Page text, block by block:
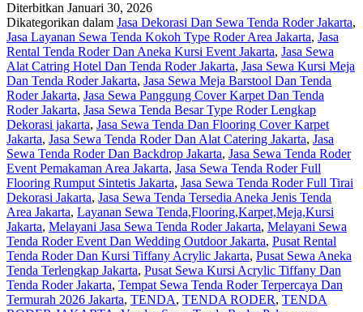
Tenda
Roder
Terpercaya
Dan
Termurah
2026
Jakarta
Diterbitkan Januari 30, 2026
Dikategorikan dalam Jasa Dekorasi Dan Sewa Tenda Roder Jakarta,
Jasa Layanan Sewa Tenda Kokoh Type Roder Area Jakarta, Jasa
Rental Tenda Roder Dan Aneka Kursi Event Jakarta, Jasa Sewa
Alat Catring Hotel Dan Tenda Roder Jakarta, Jasa Sewa Kursi Meja
Dan Tenda Roder Jakarta, Jasa Sewa Meja Barstool Dan Tenda
Roder Jakarta, Jasa Sewa Panggung Cover Karpet Dan Tenda
Roder Jakarta, Jasa Sewa Tenda Besar Type Roder Lengkap
Dekorasi jakarta, Jasa Sewa Tenda Dan Flooring Cover Karpet
Jakarta, Jasa Sewa Tenda Roder Dan Alat Catering Jakarta, Jasa
Sewa Tenda Roder Dan Backdrop Jakarta, Jasa Sewa Tenda Roder
Event Pemakaman Area Jakarta, Jasa Sewa Tenda Roder Full
Flooring Rumput Sintetis Jakarta, Jasa Sewa Tenda Roder Full Tirai
Dekorasi Jakarta, Jasa Sewa Tenda Tersedia Aneka Jenis Tenda
Area Jakarta, Layanan Sewa Tenda,Flooring,Karpet,Meja,Kursi
Jakarta, Melayani Jasa Sewa Tenda Roder Jakarta, Melayani Sewa
Tenda Roder Event Dan Wedding Outdoor Jakarta, Pusat Rental
Tenda Roder Dan Kursi Tiffany Acrylic Jakarta, Pusat Sewa Aneka
Tenda Terlengkap Jakarta, Pusat Sewa Kursi Acrylic Tiffany Dan
Tenda Roder Jakarta, Tempat Sewa Tenda Roder Terpercaya Dan
Termurah 2026 Jakarta, TENDA, TENDA RODER, TENDA